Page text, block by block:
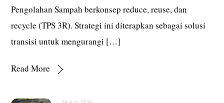
Pengolahan Sampah berkonsep reduce, reuse, dan
recycle (TPS 3R). Strategi ini diterapkan sebagai solusi
transisi untuk mengurangi […]
Read More